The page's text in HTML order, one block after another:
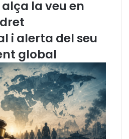
r
a
i
F
i
g
u
e
r
e
la veu en
i alerta del seu
global